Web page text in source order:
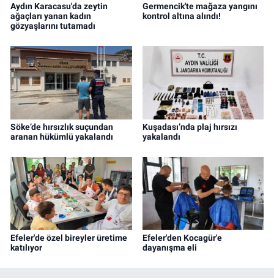
Aydın Karacasu'da zeytin
ağaçları yanan kadın
gözyaşlarını tutamadı
Germencik'te mağaza yangını
kontrol altına alındı!
Söke’de hırsızlık suçundan
aranan hükümlü yakalandı
Kuşadası’nda plaj hırsızı
yakalandı
Efeler'de özel bireyler üretime
katılıyor
Efeler'den Kocagür'e
dayanışma eli